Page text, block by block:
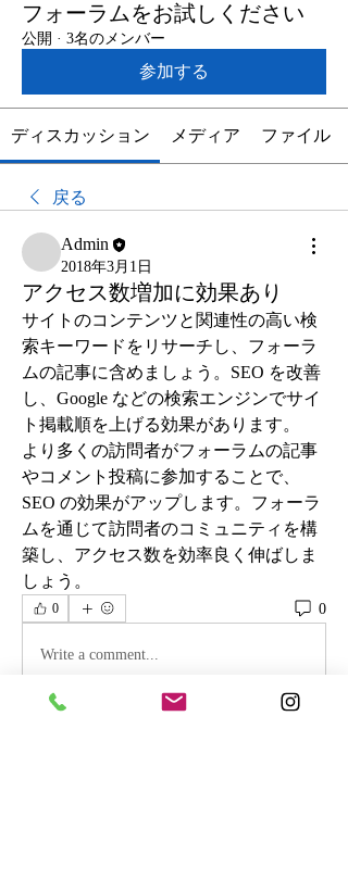
フォーラムをお試しください
公開 · 3名のメンバー
参加する
ディスカッション メディア ファイル
戻る
Admin
2018年3月1日
アクセス数増加に効果あり
サイトのコンテンツと関連性の高い検
索キーワードをリサーチし、フォーラ
ムの記事に含めましょう。SEO を改善
し、Google などの検索エンジンでサイ
ト掲載順を上げる効果があります。
より多くの訪問者がフォーラムの記事
やコメント投稿に参加することで、
SEO の効果がアップします。フォーラ
ムを通じて訪問者のコミュニティを構
築し、アクセス数を効率良く伸ばしま
しょう。
0 0
Write a comment...